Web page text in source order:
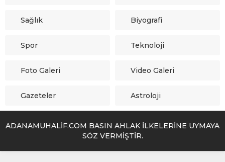
Sağlık Biyografi
Spor Teknoloji
Foto Galeri Video Galeri
Gazeteler Astroloji
ADANAMUHALİF.COM BASIN AHLAK İLKELERİNE UYMAYA
SÖZ VERMİŞTİR.